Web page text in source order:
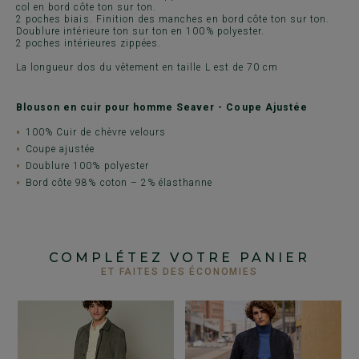
col en bord côte ton sur ton.
2 poches biais. Finition des manches en bord côte ton sur ton.
Doublure intérieure ton sur ton en 100% polyester.
2 poches intérieures zippées.
La longueur dos du vêtement en taille L est de 70 cm
Blouson en cuir pour homme Seaver - Coupe Ajustée
100% Cuir de chèvre velours
Coupe ajustée
Doublure 100% polyester
Bord côte 98% coton – 2% élasthanne
COMPLÉTEZ VOTRE PANIER
ET FAITES DES ÉCONOMIES